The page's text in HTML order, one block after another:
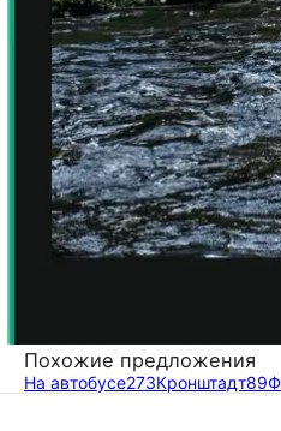
Похожие предложения
На автобусе273Кронштадт89